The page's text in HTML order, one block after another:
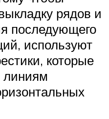
рядов и
последующего
используют
которые
линиям